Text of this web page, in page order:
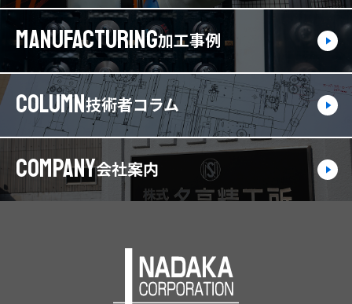
MANUFACTURING加工事例
COLUMN技術者コラム
COMPANY会社案内